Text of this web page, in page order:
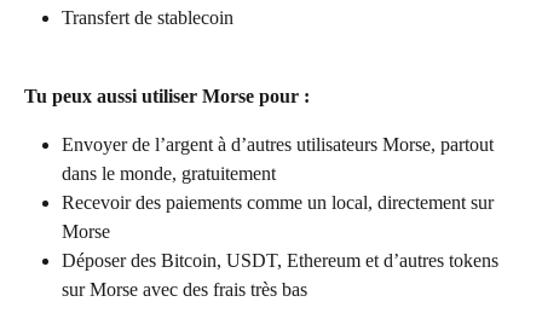
Transfert de stablecoin
Tu peux aussi utiliser Morse pour :
Envoyer de l’argent à d’autres utilisateurs Morse, partout
dans le monde, gratuitement
Recevoir des paiements comme un local, directement sur
Morse
Déposer des Bitcoin, USDT, Ethereum et d’autres tokens
sur Morse avec des frais très bas